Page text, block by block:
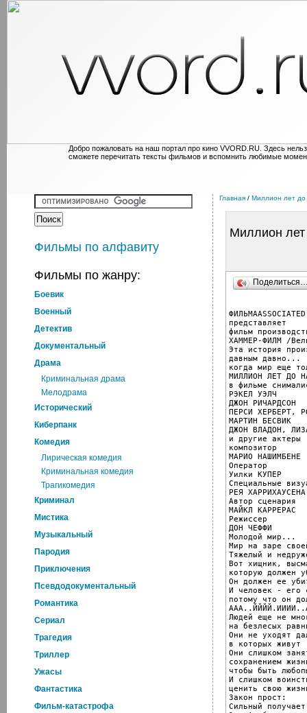
Добро пожаловать на наш портал про кино VVORD.RU. Здесь
сможете перечитать тексты фильмов и вспомнить любимые
Фильмы по алфавиту
Фильмы по жанру:
Боевик
Военный
Детектив
Документальный
Драма
Криминальная драма
Мелодрама
Исторический
Киберпанк
Комедия
Лирическая комедия
Криминальная комедия
Трагикомедия
Криминал
Мистика
Музыкальный
Пародия
Приключения
Псевдодокументальный
Романтика
Cериал
Трагедия
Триллер
Ужасы
Фантастика
Фильм-катастрофа
Главная / Миллион лет
Миллион
представляет
фильм
ХАММЕР-ФИЛМ /
Эта история
давным давно...
когда мир еще
МИЛЛИОН ЛЕТ ДО
в фильме
РЭКЕЛ УЭЛЧ
ДЖОН РИЧАРДСОН
ПЕРСИ ХЕРБЕРТ,
МАРТИН БЕCВИК
ДЖОН ВЛАДОН,
и другие актеры
композитор
МАРИО НАШИМБЕНЕ
Оператор
Уилки КУПЕР
Специальные
РЕЯ ХАРРИХАУСЕНА
Автор сценария
МАЙКЛ КАРРЕРАС
Режиссер
ДОН ЧЕФФИ
Молодой мир...
Мир на заре
Тяжелый и
Вот хищник,
которую должен
Он должен ее
И человек - его
потому что он
Людей еще не
на безлесых
Они не уходят
в которых живут
Они слишком
сохранением
чтобы быть
И слишком
ценить свою
Закон прост:
Сильный